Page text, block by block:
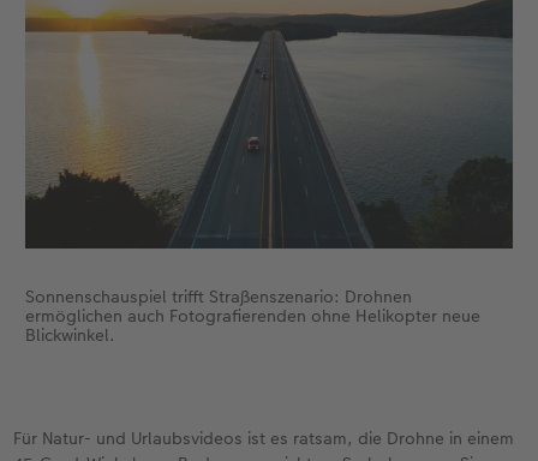
Sonnenschauspiel trifft Straßenszenario: Drohnen
ermöglichen auch Fotografierenden ohne Helikopter neue
Blickwinkel.
Für Natur- und Urlaubsvideos ist es ratsam, die Drohne in einem